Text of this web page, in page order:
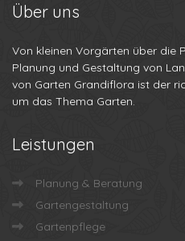
Über uns
Von kleinen Vorgärten über die
Planung und Gestaltung von
von Garten Grandiflora ist der
um das Thema Garten.
Leistungen
Planung & Beratung
Gartengestaltung
Gartenpflege